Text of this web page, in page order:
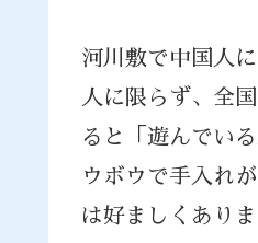
河川敷で中国人
人に限らず、全
ると「遊んでい
ウボウで手入れ
は好ましくあり